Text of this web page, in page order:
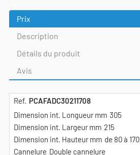
Prix
Description
Détails du produit
Avis
PCAFADC30211708
305
215
de 80 à 170
Double cannelure